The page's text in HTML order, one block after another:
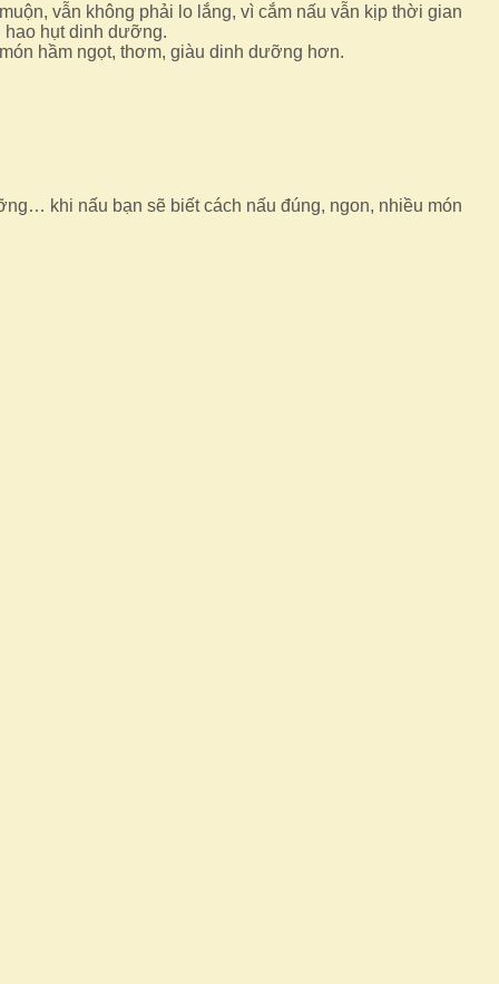
vẫn không phải lo lắng, vì cắm nấu vẫn kịp thời gian
hao hụt dinh dưỡng.
hầm ngọt, thơm, giàu dinh dưỡng hơn.
khi nấu bạn sẽ biết cách nấu đúng, ngon, nhiều món